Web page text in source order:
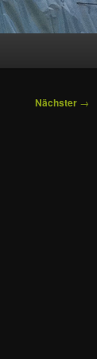
Nächster →